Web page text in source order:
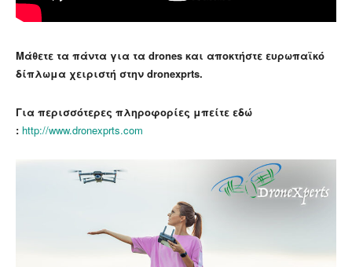
Μάθετε τα πάντα για τα drones και αποκτήστε ευρωπαϊκό
δίπλωμα χειριστή στην dronexprts.
Για περισσότερες πληροφορίες μπείτε εδώ
: http://www.dronexprts.com